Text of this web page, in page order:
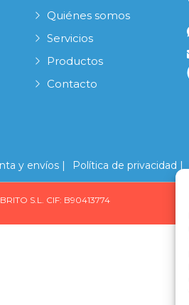
Quiénes somos
Servicios
Productos
Contacto
y envíos | Política de privacidad |
S.L. CIF: B90413774